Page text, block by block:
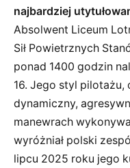
najbardziej
Absolwent Liceum
Sił Powietrznych
ponad 1400 godzin
16. Jego styl pilotażu,
dynamiczny,
manewrach
wyróżniał polski
lipcu 2025 roku jego